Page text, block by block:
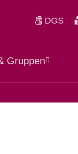
Gruppen
DGS